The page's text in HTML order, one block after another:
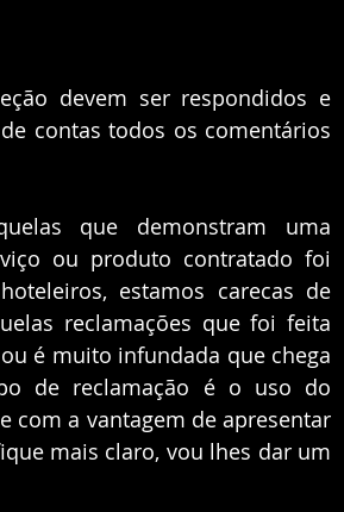
devem ser respondidos e
contas todos os comentários
que demonstram uma
ou produto contratado foi
estamos carecas de
reclamações que foi feita
é muito infundada que chega
de reclamação é o uso do
com a vantagem de apresentar
mais claro, vou lhes dar um